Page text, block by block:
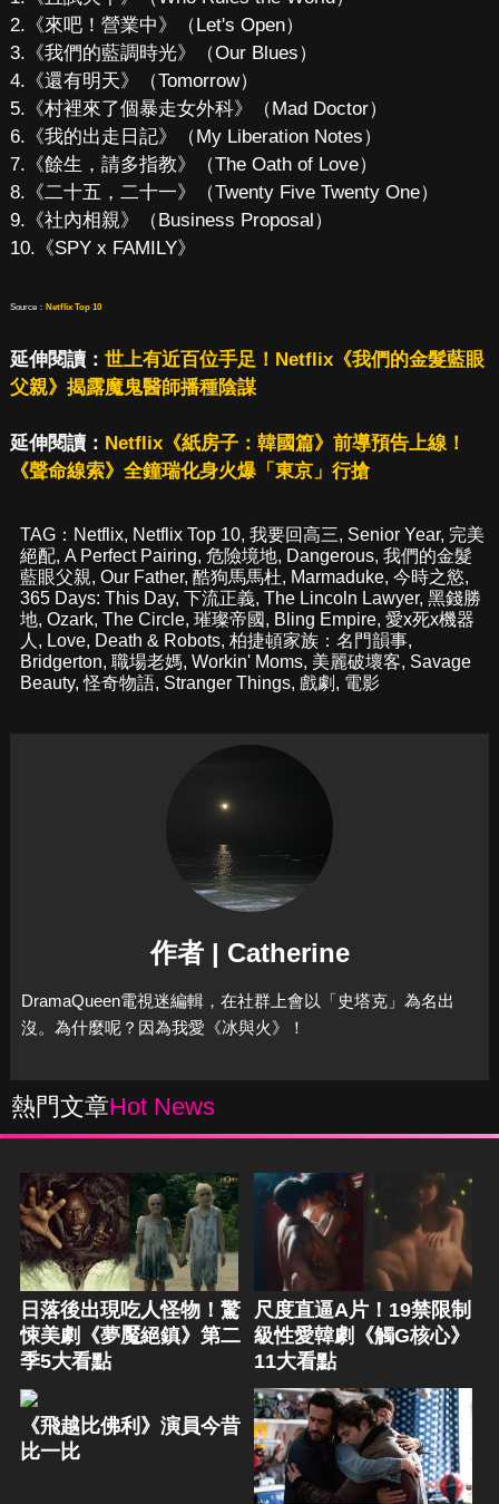
2.《來吧！營業中》（Let's Open）
3.《我們的藍調時光》（Our Blues）
4.《還有明天》（Tomorrow）
5.《村裡來了個暴走女外科》（Mad Doctor）
6.《我的出走日記》（My Liberation Notes）
7.《餘生，請多指教》（The Oath of Love）
8.《二十五，二十一》（Twenty Five Twenty One）
9.《社內相親》（Business Proposal）
10.《SPY x FAMILY》
Source： Netflix Top 10
延伸閱讀： 世上有近百位手足！Netflix《我們的金髮藍眼
父親》揭露魔鬼醫師播種陰謀
延伸閱讀： Netflix《紙房子：韓國篇》前導預告上線！
《聲命線索》全鐘瑞化身火爆「東京」行搶
TAG： Netflix, Netflix Top 10, 我要回高三, Senior Year, 完美
絕配, A Perfect Pairing, 危險境地, Dangerous, 我們的金髮
藍眼父親, Our Father, 酷狗馬馬杜, Marmaduke, 今時之慾,
365 Days: This Day, 下流正義, The Lincoln Lawyer, 黑錢勝
地, Ozark, The Circle, 璀璨帝國, Bling Empire, 愛x死x機器
人 , Love, Death & Robots, 柏捷頓家族：名門韻事,
Bridgerton, 職場老媽, Workin' Moms, 美麗破壞客, Savage
Beauty,怪奇物語, Stranger Things, 戲劇 , 電影
作者 | Catherine
DramaQueen電視迷編輯，在社群上會以「史塔克」為名出
沒。為什麼呢？因為我愛《冰與火》！
熱門文章Hot News
日落後出現吃人怪物！驚
悚美劇《夢魘絕鎮》第二
季5大看點
尺度直逼A片！19禁限制
級性愛韓劇《觸G核心》
11大看點
《飛越比佛利》演員今昔
比一比